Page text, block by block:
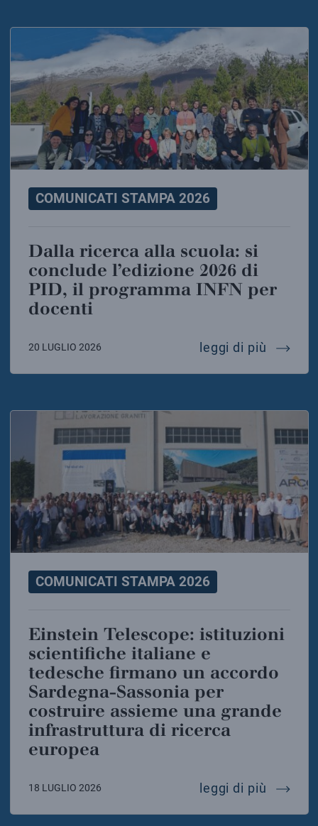
COMUNICATI STAMPA 2026
Dalla ricerca alla scuola: si
conclude l’edizione 2026 di
PID, il programma INFN per
docenti
20 LUGLIO 2026 leggi di più dalla
COMUNICATI STAMPA 2026
Einstein Telescope: istituzioni
scientifiche italiane e
tedesche firmano un accordo
Sardegna-Sassonia per
costruire assieme una grande
infrastruttura di ricerca
europea
18 LUGLIO 2026 leggi di più